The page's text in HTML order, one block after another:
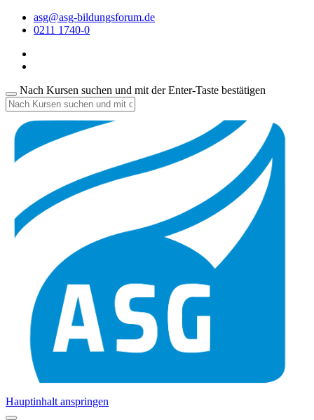
asg@asg-bildungsforum.de
0211 1740-0
Nach Kursen suchen und mit der Enter-Taste bestätigen
Hauptinhalt anspringen